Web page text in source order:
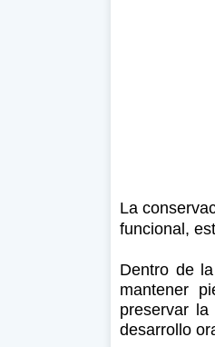
La
funcional,
Dentro de
mantener
preservar
desarrollo